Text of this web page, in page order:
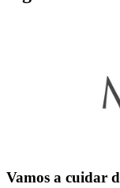
Vamos a cuidar